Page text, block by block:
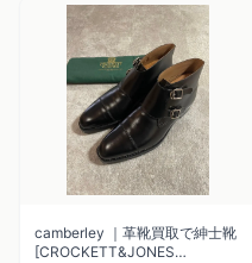
camberley ｜革靴買取で紳士靴
[CROCKETT&JONES